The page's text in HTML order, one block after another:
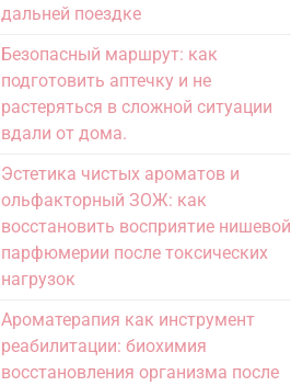
дальней поездке
Безопасный маршрут: как
подготовить аптечку и не
растеряться в сложной ситуации
вдали от дома.
Эстетика чистых ароматов и
ольфакторный ЗОЖ: как
восстановить восприятие нишевой
парфюмерии после токсических
нагрузок
Ароматерапия как инструмент
реабилитации: биохимия
восстановления организма после